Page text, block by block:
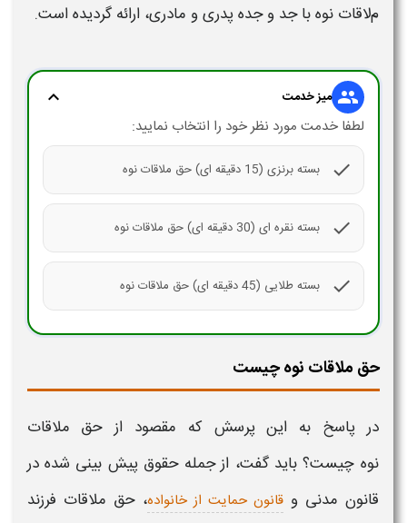
ملاقات نوهبا جد و جده پدری و مادری، ارائه گردیده است.
group میز خدمت expand_more
لطفا خدمت مورد نظر خود را انتخاب نمایید:
check بسته برنزی (15 دقیقه ای) حق ملاقات نوه
check بسته نقره ای (30 دقیقه ای) حق ملاقات نوه
check بسته طلایی (45 دقیقه ای) حق ملاقات نوه
حق ملاقات نوه چیست
در پاسخ به این پرسش که مقصود از حق ملاقات
نوه چیست؟ باید گفت، از جمله حقوق پیش بینی شده در
قانون مدنی و قانون حمایت از خانواده، حق ملاقات فرزند